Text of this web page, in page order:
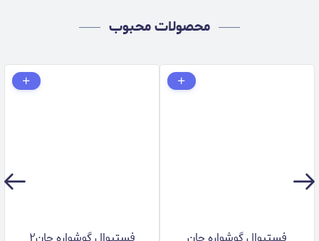
محصولات محبوب